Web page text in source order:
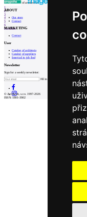
1
2
3
4
5
6
PrevNext
internet center of architecture
ABOUT
Our store
Contact
MARKETING
Contact
User
Catalog of architects
Catalog of suppliers
Insert ad to job find
Newsletter
Sign for a weekly newsletter:
Fill in „nospam“
© Archiweb, s.r.o. 1997-2026
ISSN: 1801-3902